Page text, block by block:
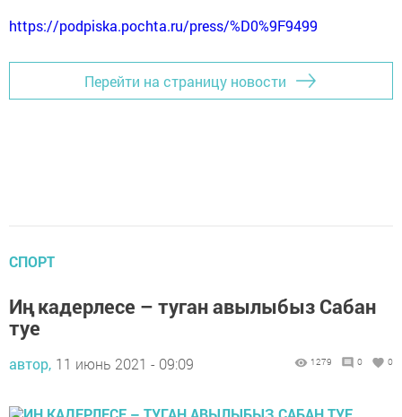
https://podpiska.pochta.ru/press/%D0%9F9499
Перейти на страницу новости
СПОРТ
Иң кадерлесе – туган авылыбыз Сабан
туе
автор, 11 июнь 2021 - 09:09 1279 0 0